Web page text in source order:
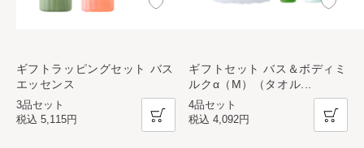
ギフトラッピングセット バス
エッセンス
3品セット
税込 5,115円
ギフトセット バス＆ボディミ
ルクα（M）（タオル
4品セット
税込4,092円